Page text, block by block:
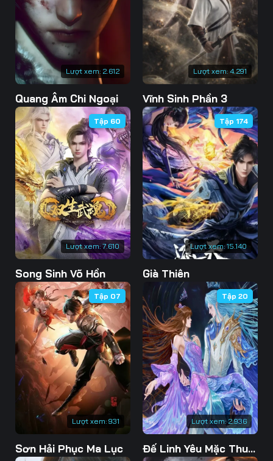
55 57
58 60
61 63
64 66
67 68 69
70 71 72
73 75
76 77 78
79 80 81
82 83 84
85 86 87
88 89 90
91 92 93
94 95 96
97 98 99
100 102
103 105
Lượt xem: 2.612
Quang Âm Chi Ngoại
Lượt xem: 4.291
Vĩnh Sinh Phần 3
Lượt xem: 7.610
Tập 60
Song Sinh Võ Hồn
Lượt xem: 15.140
Tập 174
Già Thiên
Lượt xem: 931
Tập 07
Sơn Hải Phục Ma Lục
Lượt xem:2.936
Tập 20
Đế Linh Yêu Mặc Thuỷ Linh Lung